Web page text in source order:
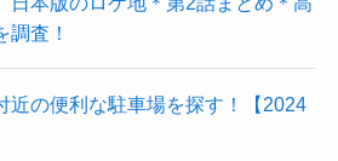
査！
近の便利な駐車場を探す！【2024